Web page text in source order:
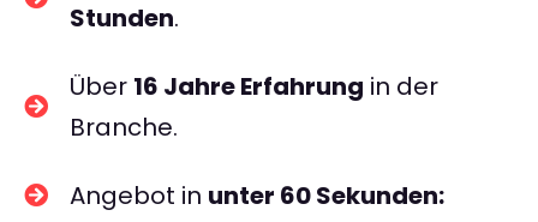
Stunden.
Über 16 Jahre Erfahrung in der
Branche.
Angebot in unter 60 Sekunden: